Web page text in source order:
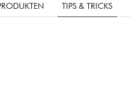
TIPS & TRICKS